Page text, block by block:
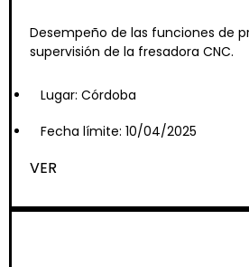
Desempeño de las funciones de
supervisión de la fresadora CNC.
Lugar: Córdoba
Fecha límite: 10/04/2025
VER